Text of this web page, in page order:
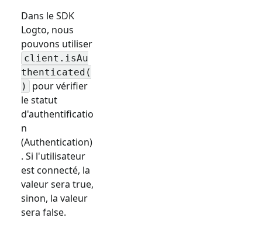
Dans le SDK
Logto, nous
pouvons utiliser
client.isAu
thenticated(
)
pour vérifier
le statut
d'authentificatio
n
(Authentication)
. Si l'utilisateur
est connecté, la
valeur sera true,
sinon, la valeur
sera false.